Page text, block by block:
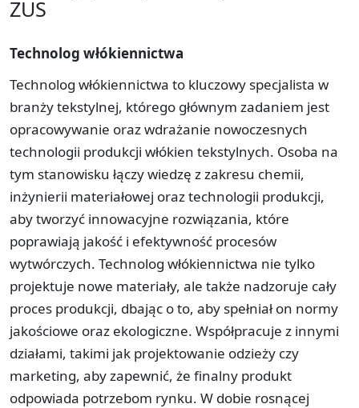
ZUS
Technolog włókiennictwa
Technolog włókiennictwa to kluczowy specjalista w
branży tekstylnej, którego głównym zadaniem jest
opracowywanie oraz wdrażanie nowoczesnych
technologii produkcji włókien tekstylnych. Osoba na
tym stanowisku łączy wiedzę z zakresu chemii,
inżynierii materiałowej oraz technologii produkcji,
aby tworzyć innowacyjne rozwiązania, które
poprawiają jakość i efektywność procesów
wytwórczych. Technolog włókiennictwa nie tylko
projektuje nowe materiały, ale także nadzoruje cały
proces produkcji, dbając o to, aby spełniał on normy
jakościowe oraz ekologiczne. Współpracuje z innymi
działami, takimi jak projektowanie odzieży czy
marketing, aby zapewnić, że finalny produkt
odpowiada potrzebom rynku. W dobie rosnącej